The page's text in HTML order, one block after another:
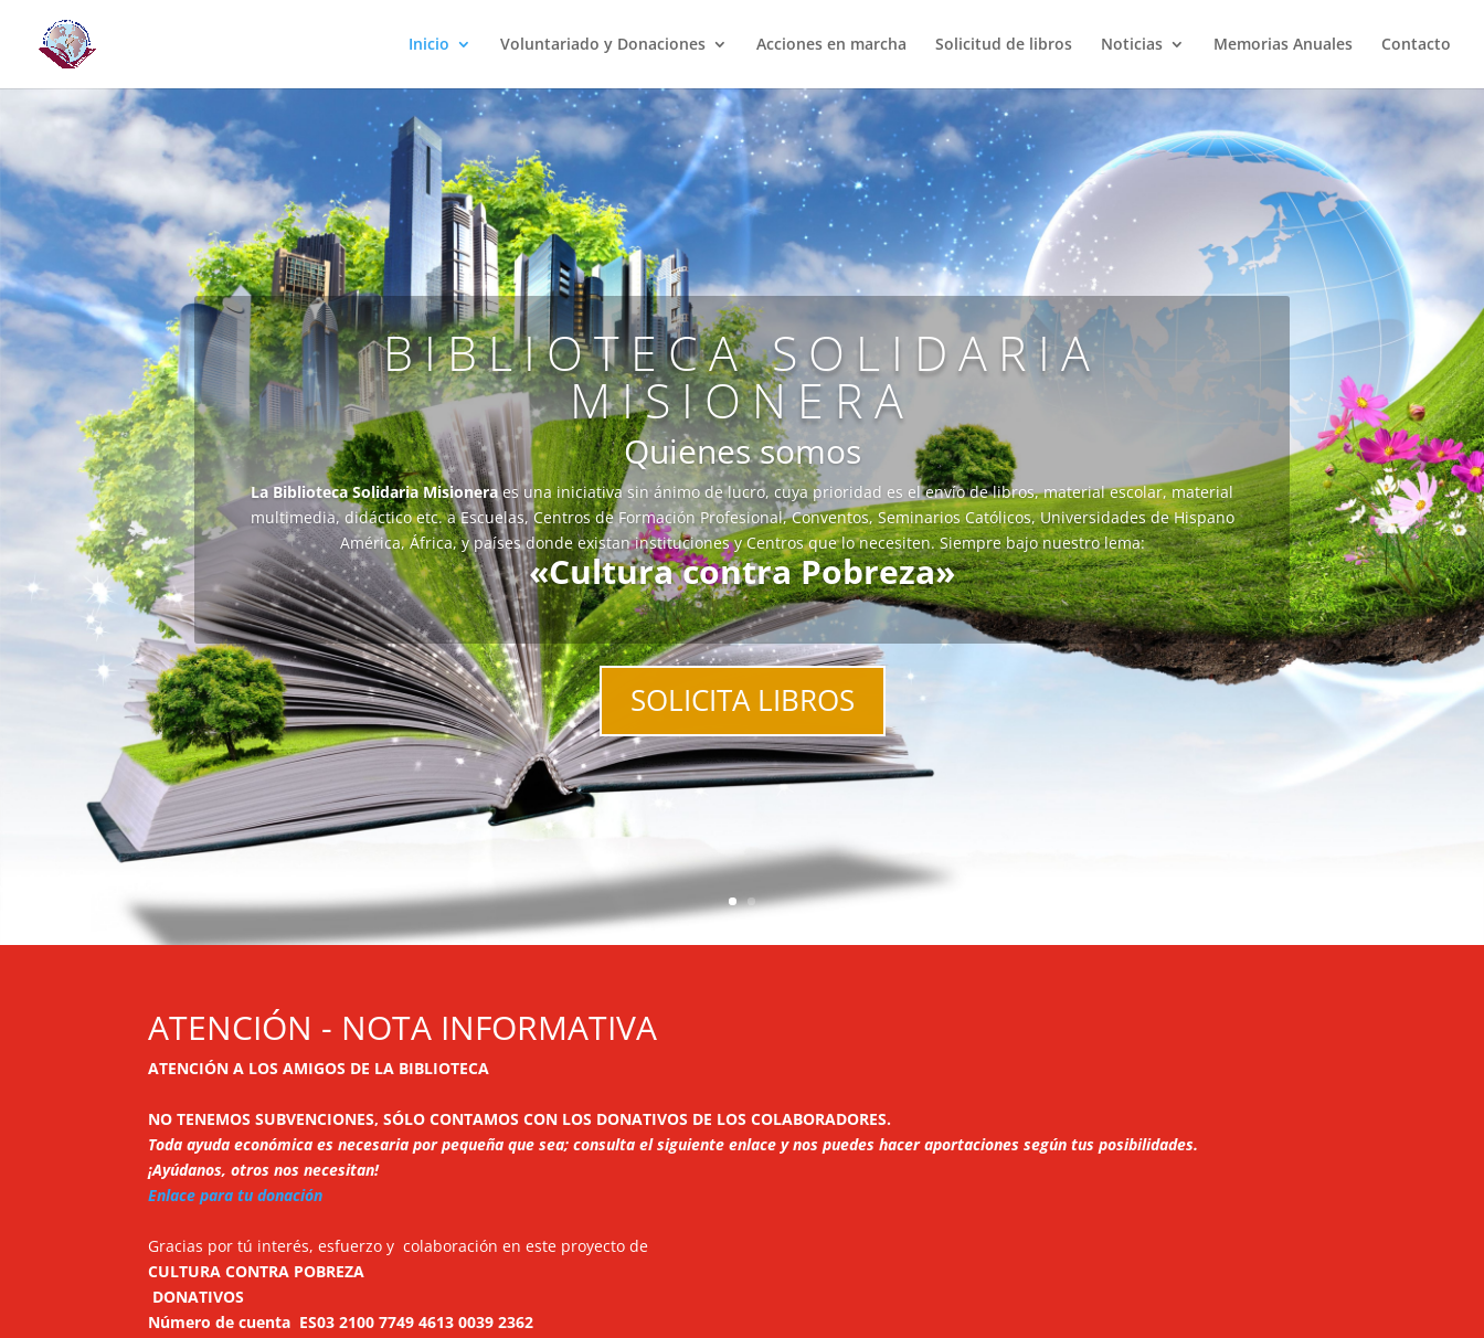
Inicio Voluntariado y Donaciones Acciones en marcha Solicitud de libros Noticias Memorias Anuales Contacto
BIBLIOTECA SOLIDARIA
MISIONERA
Quienes somos
La Biblioteca Solidaria Misioneraes una iniciativa sin ánimo de lucro, cuya prioridad es el envío de libros, material escolar, material
multimedia, didáctico etc. a Escuelas, Centros de Formación Profesional, Conventos, Seminarios Católicos, Universidades de Hispano
América, África, y países donde existan instituciones y Centros que lo necesiten. Siempre bajo nuestro lema:
«Cultura contra Pobreza»
SOLICITA LIBROS
ATENCIÓN - NOTA INFORMATIVA
ATENCIÓN A LOS AMIGOS DE LA BIBLIOTECA
NO TENEMOS SUBVENCIONES, SÓLO CONTAMOS CON LOS DONATIVOS DE LOS COLABORADORES.
Toda ayuda económica es necesaria por pequeña que sea; consulta el siguiente enlace y nos puedes hacer aportaciones según tus posibilidades.
¡Ayúdanos, otros nos necesitan!
Enlace para tu donación
Gracias por tú interés, esfuerzo y colaboración en este proyecto de
CULTURA CONTRA POBREZA
DONATIVOS
Número de cuenta ES03 2100 7749 4613 0039 2362